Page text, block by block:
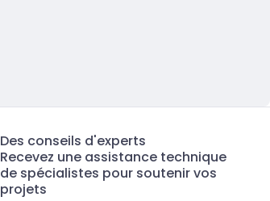
Des conseils d'experts
Recevez une assistance technique
de spécialistes pour soutenir vos
projets